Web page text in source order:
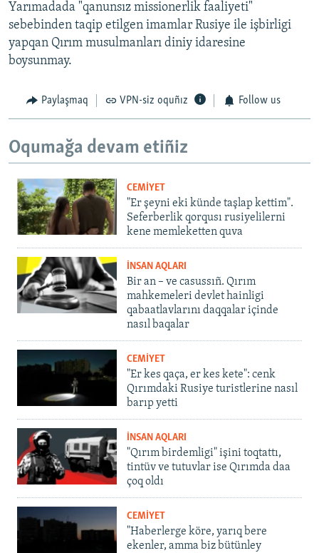
Yarımadada "qanunsız missionerlik faaliyeti"
sebebinden taqip etilgen imamlar Rusiye ile işbirligi
yapqan Qırım musulmanları diniy idaresine
boysunmay.
Paylaşmaq VPN-siz oquñız Follow us
Oqumağa devam etiñiz
CEMİYET
"Er şeyni eki künde taşlap kettim".
Seferberlik qorqusı rusiyelilerni
kene memleketten quva
İNSAN AQLARI
Bir an – ve casussıñ. Qırım
mahkemeleri devlet hainligi
qabaatlavlarını daqqalar içinde
nasıl baqalar
CEMİYET
"Er kes qaça, er kes kete": cenk
Qırımdaki Rusiye turistlerine nasıl
barıp yetti
İNSAN AQLARI
"Qırım birdemligi" işini toqtattı,
tintüv ve tutuvlar ise Qırımda daa
çoq oldı
CEMİYET
"Haberlerge köre, yarıq bere
ekenler, amma biz bütünley